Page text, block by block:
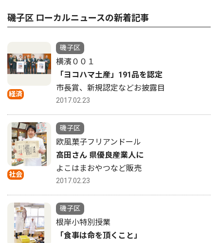
磯子区 ローカルニュースの新着記事
経済
磯子区
横濱００１
「ヨコハマ土産」191品を認定
市長賞、新規認定などお披露目
2017.02.23
社会
磯子区
欧風菓子フリアンドール
高田さん 県優良産業人に
よこはまおやつなど販売
2017.02.23
磯子区
根岸小特別授業
「食事は命を頂くこと」